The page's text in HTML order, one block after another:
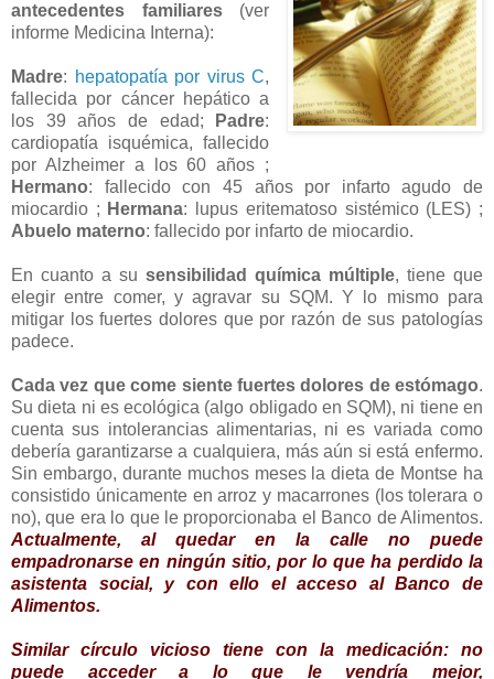
antecedentes familiares(ver
informe Medicina Interna):
Madre: hepatopatía por virus C,
fallecida por cáncer hepático a
los 39 años de edad;
Padre:
cardiopatía isquémica, fallecido
por Alzheimer a los 60 años ;
Hermano: fallecido con 45 años por infarto agudo de
miocardio ; Hermana: lupus eritematoso sistémico (LES) ;
Abuelo materno: fallecido por infarto de miocardio.
En cuanto a su sensibilidad química múltiple, tiene que
elegir entre comer, y agravar su SQM. Y lo mismo para
mitigar los fuertes dolores que por razón de sus patologías
padece.
Cada vez que come siente fuertes dolores de estómago.
Su dieta ni es ecológica (algo obligado en SQM), ni tiene en
cuenta sus intolerancias alimentarias, ni es variada como
debería garantizarse a cualquiera, más aún si está enfermo.
Sin embargo, durante muchos meses la dieta de Montse ha
consistido únicamente en arroz y macarrones (los tolerara o
no), que era lo que le proporcionaba el Banco de Alimentos.
Actualmente, al quedar en la calle no puede
empadronarse en ningún sitio, por lo que ha perdido la
asistenta social, y con ello el acceso al Banco de
Alimentos.
Similar círculo vicioso tiene con la medicación: no
puede acceder a lo que le vendría mejor,